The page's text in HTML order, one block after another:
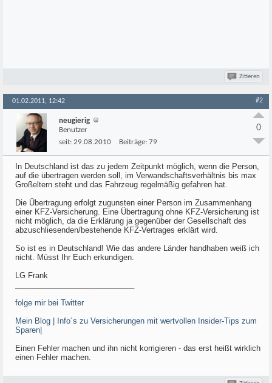
Zitieren
01.02.2011, 12:42 #2
neugierig
Benutzer
seit: 29.08.2010 Beiträge: 79
0
In Deutschland ist das zu jedem Zeitpunkt möglich, wenn die Person,
auf die übertragen werden soll, im Verwandschaftsverhältnis bis max
Großeltern steht und das Fahrzeug regelmäßig gefahren hat.
Die Übertragung erfolgt zugunsten einer Person im Zusammenhang
einer KFZ-Versicherung. Eine Übertragung ohne KFZ-Versicherung ist
nicht möglich, da die Erklärung ja gegenüber der Gesellschaft des
abzuschliesenden/bestehende KFZ-Vertrages erklärt wird.
So ist es in Deutschland! Wie das andere Länder handhaben weiß ich
nicht. Müsst Ihr Euch erkundigen.
LG Frank
folge mir bei Twitter
Mein Blog | Info´s zu Versicherungen mit wertvollen Insider-Tips zum
Sparen|
Einen Fehler machen und ihn nicht korrigieren - das erst heißt wirklich
einen Fehler machen.